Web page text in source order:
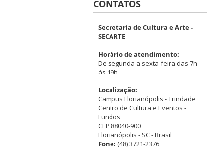
CONTATOS
Secretaria de Cultura e Arte -
SECARTE
Horário de atendimento:
De segunda a sexta-feira das 7h
às 19h
Localização:
Campus Florianópolis - Trindade
Centro de Cultura e Eventos -
Fundos
CEP 88040-900
Florianópolis - SC - Brasil
Fone: (48) 3721-2376